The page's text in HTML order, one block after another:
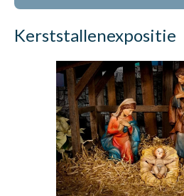
Kerststallenexpositie